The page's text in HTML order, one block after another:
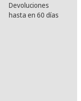
Devoluciones
hasta en 60 días